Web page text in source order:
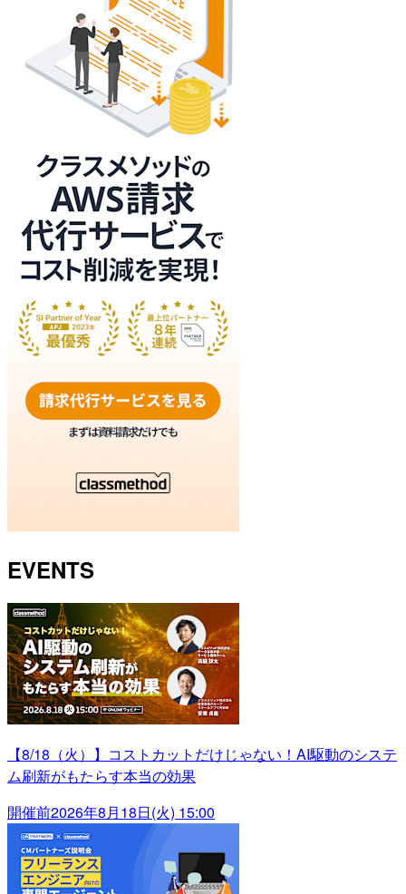
EVENTS
【8/18（火）】コストカットだけじゃない！AI駆動のシステ
ム刷新がもたらす本当の効果
開催前2026年8月18日(火) 15:00